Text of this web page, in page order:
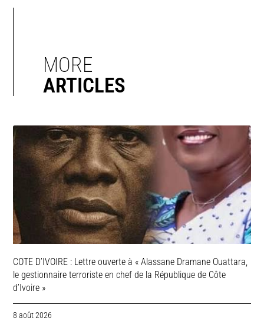
MORE
ARTICLES
COTE D’IVOIRE : Lettre ouverte à « Alassane Dramane Ouattara,
le gestionnaire terroriste en chef de la République de Côte
d’Ivoire »
8 août 2026